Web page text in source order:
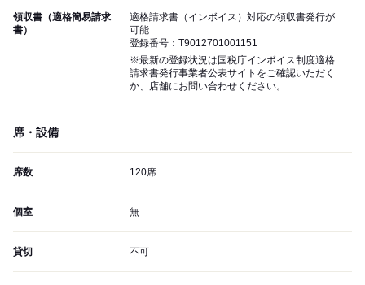
領収書（適格簡易請求
書）
適格請求書（インボイス）対応の領収書発行が
可能
登録番号：T9012701001151
※最新の登録状況は国税庁インボイス制度適格
請求書発行事業者公表サイトをご確認いただく
か、店舗にお問い合わせください。
席・設備
席数 120席
個室 無
貸切 不可